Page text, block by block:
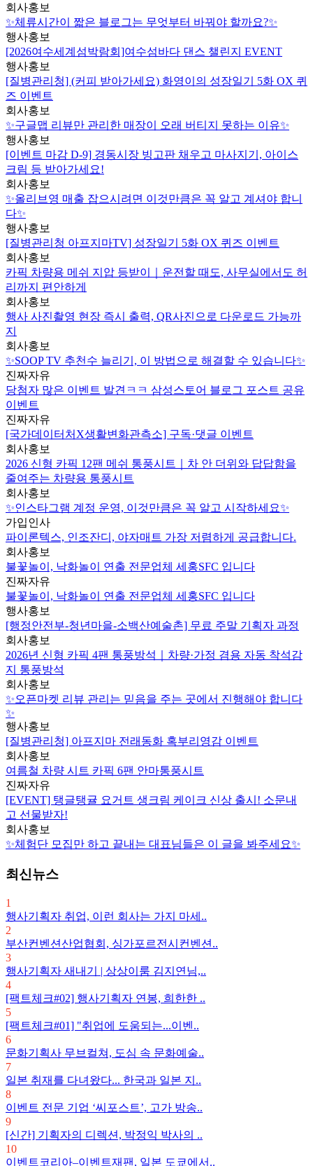
회사홍보
✨체류시간이 짧은 블로그는 무엇부터 바꿔야 할까요?✨
행사홍보
[2026여수세계섬박람회]여수섬바다 댄스 챌린지 EVENT
행사홍보
[질병관리청] (커피 받아가세요) 화영이의 성장일기 5화 OX 퀴
즈 이벤트
회사홍보
✨구글맵 리뷰만 관리한 매장이 오래 버티지 못하는 이유✨
행사홍보
[이벤트 마감 D-9] 경동시장 빙고판 채우고 마사지기, 아이스
크림 등 받아가세요!
회사홍보
✨올리브영 매출 잡으시려면 이것만큼은 꼭 알고 계셔야 합니
다✨
행사홍보
[질병관리청 아프지마TV] 성장일기 5화 OX 퀴즈 이벤트
회사홍보
카픽 차량용 메쉬 지압 등받이｜운전할 때도, 사무실에서도 허
리까지 편안하게
회사홍보
행사 사진촬영 현장 즉시 출력, QR사진으로 다운로드 가능까
지
회사홍보
✨SOOP TV 추천수 늘리기, 이 방법으로 해결할 수 있습니다✨
진짜자유
당첨자 많은 이벤트 발견ㅋㅋ 삼성스토어 블로그 포스트 공유
이벤트
진짜자유
[국가데이터처X생활변화관측소] 구독·댓글 이벤트
회사홍보
2026 신형 카픽 12팬 메쉬 통풍시트｜차 안 더위와 답답함을
줄여주는 차량용 통풍시트
회사홍보
✨인스타그램 계정 운영, 이것만큼은 꼭 알고 시작하세요✨
가입인사
파이론텍스, 인조잔디, 야자매트 가장 저렴하게 공급합니다.
회사홍보
불꽃놀이, 낙화놀이 연출 전문업체 세홍SFC 입니다
진짜자유
불꽃놀이, 낙화놀이 연출 전문업체 세홍SFC 입니다
행사홍보
[행정안전부-청년마을-소백산예술촌] 무료 주말 기획자 과정
회사홍보
2026년 신형 카픽 4팬 통풍방석｜차량·가정 겸용 자동 착석감
지 통풍방석
회사홍보
✨오픈마켓 리뷰 관리는 믿음을 주는 곳에서 진행해야 합니다
✨
행사홍보
[질병관리청] 아프지마 전래동화 혹부리영감 이벤트
회사홍보
여름철 차량 시트 카픽 6팬 안마통풍시트
진짜자유
[EVENT] 탱글탱귤 요거트 생크림 케이크 신상 출시! 소문내
고 선물받자!
회사홍보
✨체험단 모집만 하고 끝내는 대표님들은 이 글을 봐주세요✨
최신뉴스
1
행사기획자 취업, 이런 회사는 가지 마세..
2
부산컨벤션산업협회, 싱가포르전시컨벤션..
3
행사기획자 새내기 | 상상이룸 김지연님,..
4
[팩트체크#02] 행사기획자 연봉, 희한한 ..
5
[팩트체크#01] "취업에 도움되는...이벤..
6
문화기획사 무브컬쳐, 도심 속 문화예술..
7
일본 취재를 다녀왔다... 한국과 일본 지..
8
이벤트 전문 기업 ‘씨포스트’, 고가 방송..
9
[신간] 기획자의 디렉션, 박정익 박사의 ..
10
이벤트코리아–이벤트재팬, 일본 도쿄에서..